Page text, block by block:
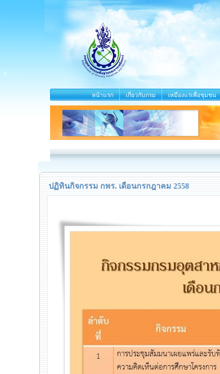
หน้าแรก เกี่ยวกับกรม เหมืองแร่เพื่อชุมชน
ปฏิทินกิจกรรม กพร. เดือนกรกฎาคม 2558